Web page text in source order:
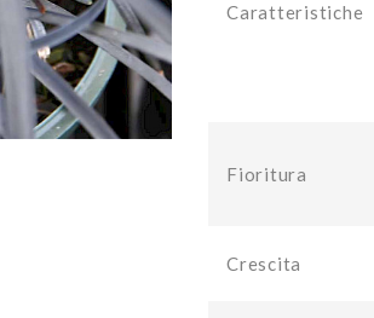
Caratteristiche
Fioritura
Crescita